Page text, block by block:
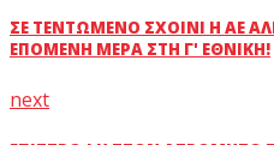
ΣΕ ΤΕΝΤΩΜΈΝΟ ΣΧΟΙΝΊ Η ΑΕ
ΕΠΌΜΕΝΗ ΜΈΡΑ ΣΤΗ Γ' ΕΘΝΙΚΉ!
next